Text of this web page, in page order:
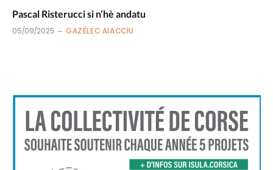
Pascal Risterucci si n’hè andatu
05/09/2025 GAZÉLEC AIACCIU